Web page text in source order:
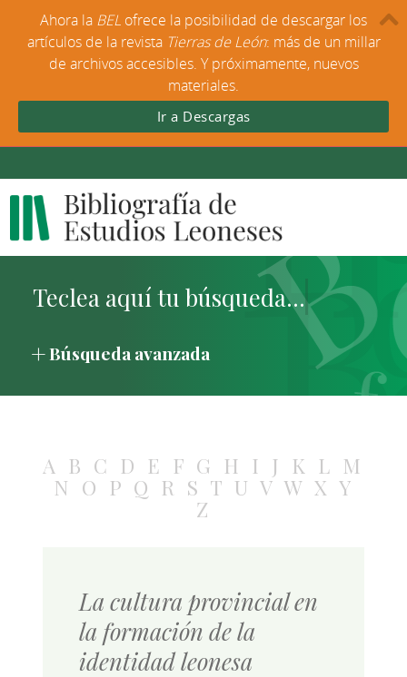
Búsqueda avanzada
A B C D E F G H I J K L M
N O P Q R S T U V W X Y
Z
La cultura provincial en
la formación de la
identidad leonesa
Ahora la BEL ofrece la posibilidad de descargar los
artículos de la revista Tierras de León: más de un millar
de archivos accesibles. Y próximamente, nuevos
materiales.
Ir a Descargas